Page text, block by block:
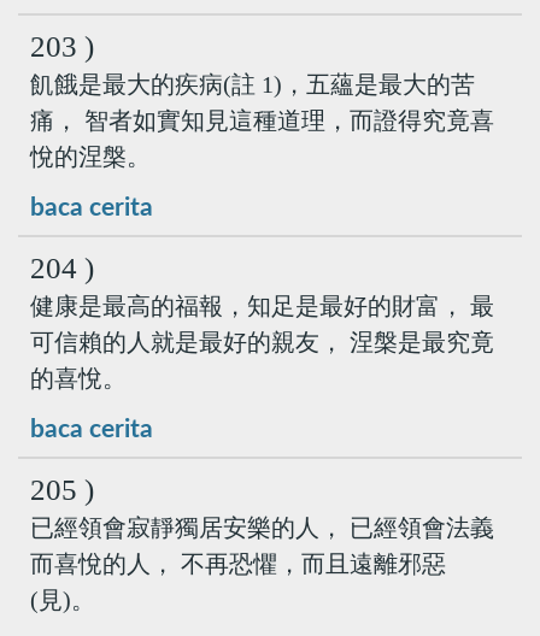
203 )
飢餓是最大的疾病(註 1)，五蘊是最大的苦
痛， 智者如實知見這種道理，而證得究竟喜
悅的涅槃。
baca cerita
204 )
健康是最高的福報，知足是最好的財富， 最
可信賴的人就是最好的親友， 涅槃是最究竟
的喜悅。
baca cerita
205 )
已經領會寂靜獨居安樂的人， 已經領會法義
而喜悅的人， 不再恐懼，而且遠離邪惡
(見)。